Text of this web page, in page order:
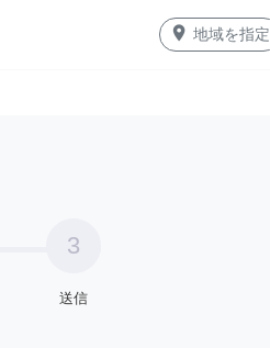
place 地域を指定
3
送信